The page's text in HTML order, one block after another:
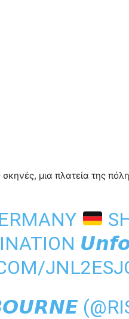
σκηνές, μια πλατεία της